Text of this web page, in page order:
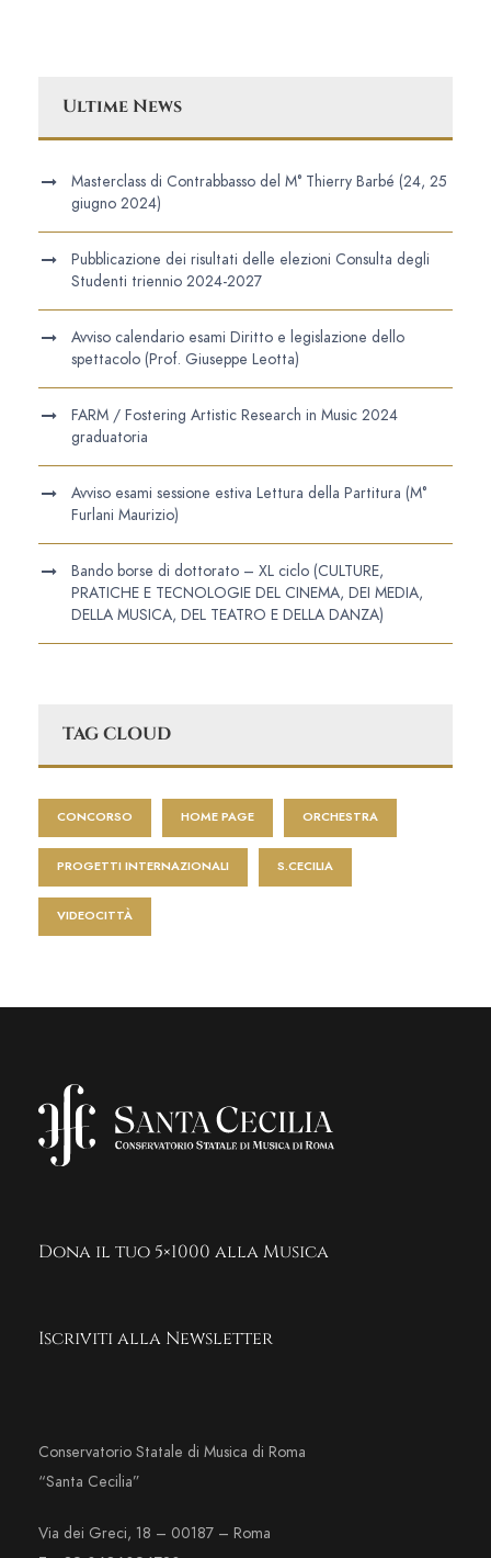
Ultime News
Masterclass di Contrabbasso del M° Thierry Barbé (24, 25
giugno 2024)
Pubblicazione dei risultati delle elezioni Consulta degli
Studenti triennio 2024-2027
Avviso calendario esami Diritto e legislazione dello
spettacolo (Prof. Giuseppe Leotta)
FARM / Fostering Artistic Research in Music 2024
graduatoria
Avviso esami sessione estiva Lettura della Partitura (M°
Furlani Maurizio)
Bando borse di dottorato – XL ciclo (CULTURE,
PRATICHE E TECNOLOGIE DEL CINEMA, DEI MEDIA,
DELLA MUSICA, DEL TEATRO E DELLA DANZA)
TAG CLOUD
CONCORSO HOME PAGE ORCHESTRA
PROGETTI INTERNAZIONALI S.CECILIA
VIDEOCITTÀ
Dona il tuo 5×1000 alla Musica
Iscriviti alla Newsletter
Conservatorio Statale di Musica di Roma
“Santa Cecilia”
Via dei Greci, 18 – 00187 – Roma